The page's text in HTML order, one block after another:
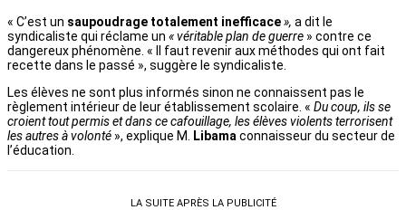
« C’est un saupoudrage totalement inefficace», a dit le
syndicaliste qui réclame un « véritable plan de guerre » contre ce
dangereux phénomène. « Il faut revenir aux méthodes qui ont fait
recette dans le passé », suggère le syndicaliste.
Les élèves ne sont plus informés sinon ne connaissent pas le
règlement intérieur de leur établissement scolaire. « Du coup, ils se
croient tout permis et dans ce cafouillage, les élèves violents terrorisent
les autres à volonté », explique M. Libama connaisseur du secteur de
l’éducation.
LA SUITE APRÈS LA PUBLICITÉ